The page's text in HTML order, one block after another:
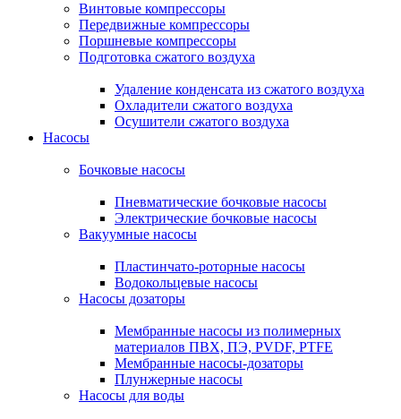
Винтовые компрессоры
Передвижные компрессоры
Поршневые компрессоры
Подготовка сжатого воздуха
Удаление конденсата из сжатого воздуха
Охладители сжатого воздуха
Осушители сжатого воздуха
Насосы
Бочковые насосы
Пневматические бочковые насосы
Электрические бочковые насосы
Вакуумные насосы
Пластинчато-роторные насосы
Водокольцевые насосы
Насосы дозаторы
Мембранные насосы из полимерных
материалов ПВХ, ПЭ, PVDF, PTFE
Мембранные насосы-дозаторы
Плунжерные насосы
Насосы для воды